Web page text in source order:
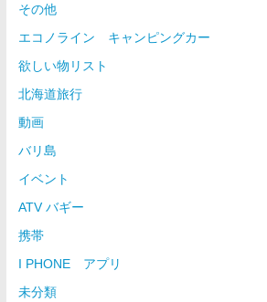
その他
エコノライン キャンピングカー
欲しい物リスト
北海道旅行
動画
バリ島
イベント
ATV バギー
携帯
I PHONE アプリ
未分類